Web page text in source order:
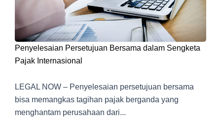
Penyelesaian Persetujuan Bersama dalam Sengketa
Pajak Internasional
LEGAL NOW – Penyelesaian persetujuan bersama
bisa memangkas tagihan pajak berganda yang
menghantam perusahaan dari...